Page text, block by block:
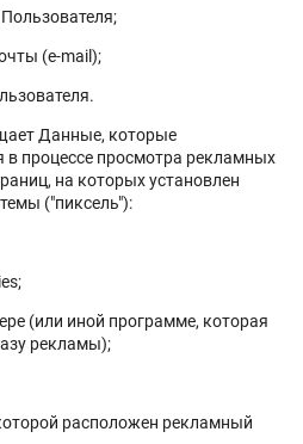
(e-mail);
Данные, которые
в процессе просмотра рекламных
на которых установлен
("пиксель"):
иной программе, которая
рекламы);
расположен рекламный